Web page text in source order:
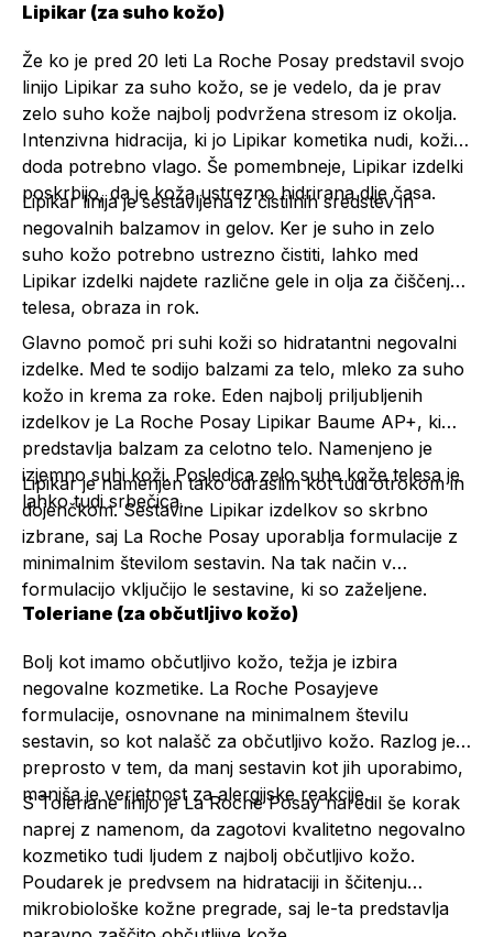
Lipikar (za suho kožo)
Že ko je pred 20 leti La Roche Posay predstavil svojo
linijo Lipikar za suho kožo, se je vedelo, da je prav
zelo suho kože najbolj podvržena stresom iz okolja.
Intenzivna hidracija, ki jo Lipikar kometika nudi, koži
doda potrebno vlago. Še pomembneje, Lipikar izdelki
poskrbijo, da je koža ustrezno hidrirana dlje časa.
Lipikar linija je sestavljena iz čistilnih sredstev in
negovalnih balzamov in gelov. Ker je suho in zelo
suho kožo potrebno ustrezno čistiti, lahko med
Lipikar izdelki najdete različne gele in olja za čiščenje
telesa, obraza in rok.
Glavno pomoč pri suhi koži so hidratantni negovalni
izdelke. Med te sodijo balzami za telo, mleko za suho
kožo in krema za roke. Eden najbolj priljubljenih
izdelkov je La Roche Posay Lipikar Baume AP+, ki
predstavlja balzam za celotno telo. Namenjeno je
izjemno suhi koži. Posledica zelo suhe kože telesa je
lahko tudi srbečica.
Lipikar je namenjen tako odraslim kot tudi otrokom in
dojenčkom. Sestavine Lipikar izdelkov so skrbno
izbrane, saj La Roche Posay uporablja formulacije z
minimalnim številom sestavin. Na tak način v
formulacijo vključijo le sestavine, ki so zaželjene.
Toleriane (za občutljivo kožo)
Bolj kot imamo občutljivo kožo, težja je izbira
negovalne kozmetike. La Roche Posayjeve
formulacije, osnovnane na minimalnem številu
sestavin, so kot nalašč za občutljivo kožo. Razlog je
preprosto v tem, da manj sestavin kot jih uporabimo,
manjša je verjetnost za alergijske reakcije.
S Toleriane linijo je La Roche Posay naredil še korak
naprej z namenom, da zagotovi kvalitetno negovalno
kozmetiko tudi ljudem z najbolj občutljivo kožo.
Poudarek je predvsem na hidrataciji in ščitenju
mikrobiološke kožne pregrade, saj le-ta predstavlja